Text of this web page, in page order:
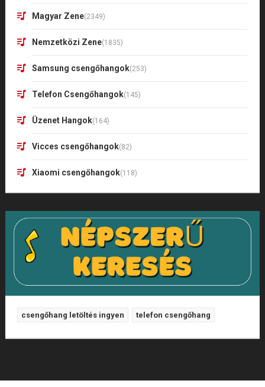
Magyar Zene(2349)
Nemzetközi Zene(1835)
Samsung csengőhangok(253)
Telefon Csengőhangok(145)
Üzenet Hangok(164)
Vicces csengőhangok(82)
Xiaomi csengőhangok(118)
csengőhang letöltés ingyen telefon csengőhang